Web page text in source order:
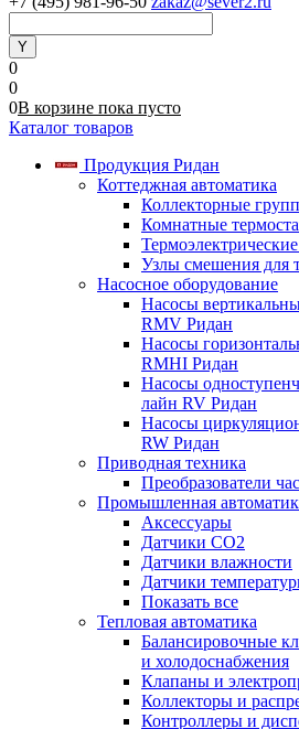
0
0
0В корзине пока пусто
Каталог товаров
Продукция Ридан
Коттеджная автоматика
Коллекторные
Комнатные
Узлы смешения для
Насосное оборудование
Насосы
RMV Ридан
Насосы
RMHI Ридан
Насосы
лайн RV Ридан
Насосы
RW Ридан
Приводная техника
Преобразователи
Промышленная
Аксессуары
Датчики CO2
Датчики влажности
Датчики
Показать все
Тепловая автоматика
Балансировочные
и холодоснабжения
Клапаны и
Коллекторы и
Контроллеры и